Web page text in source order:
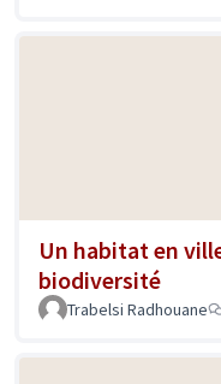
Un habitat en
biodiversité
Trabelsi Radhouane